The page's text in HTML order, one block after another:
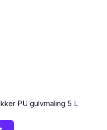
PU gulvmaling 5 L